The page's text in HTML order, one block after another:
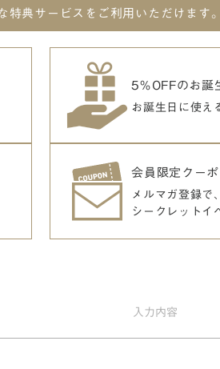
特典サービスをご利用いただけます。
5％OFFのお誕
お誕生日に使え
会員限定クーポ
メルマガ登録で
シークレットイ
入力 内容